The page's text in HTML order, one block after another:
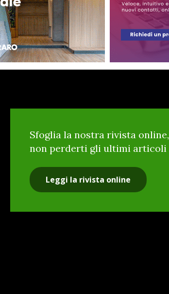
Sfoglia la nostra rivista online,
non perderti gli ultimi articoli
Leggi la rivista online